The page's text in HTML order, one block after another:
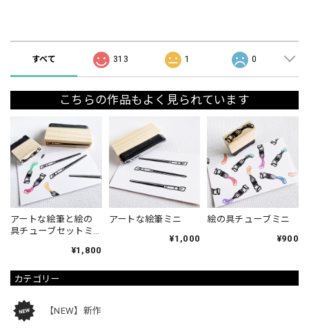
カテゴリー
【NEW】新作
すべて 313 1 0
こちらの作品もよく見られています
アートな絵筆と絵の
具チューブセットミ
¥1,800
アートな絵筆ミニ
¥1,000
絵の具チューブミニ
¥900